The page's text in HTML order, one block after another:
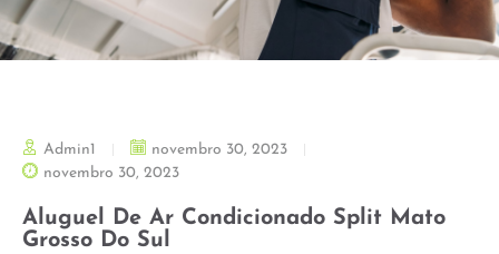
Admin1
novembro 30, 2023
novembro 30, 2023
Aluguel De Ar Condicionado Split Mato
Grosso Do Sul